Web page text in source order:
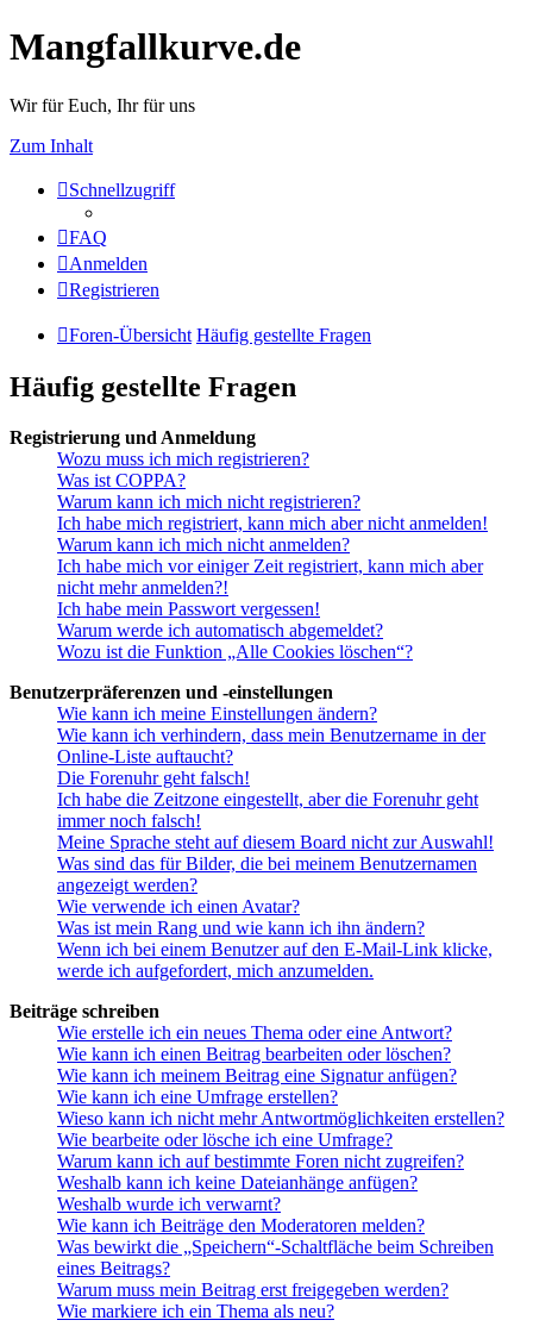
Mangfallkurve.de
Wir für Euch, Ihr für uns
Zum Inhalt
Schnellzugriff
FAQ
Anmelden
Registrieren
Foren-Übersicht Häufig gestellte Fragen
Häufig gestellte Fragen
Registrierung und Anmeldung
Wozu muss ich mich registrieren?
Was ist COPPA?
Warum kann ich mich nicht registrieren?
Ich habe mich registriert, kann mich aber nicht anmelden!
Warum kann ich mich nicht anmelden?
Ich habe mich vor einiger Zeit registriert, kann mich aber
nicht mehr anmelden?!
Ich habe mein Passwort vergessen!
Warum werde ich automatisch abgemeldet?
Wozu ist die Funktion „Alle Cookies löschen“?
Benutzerpräferenzen und -einstellungen
Wie kann ich meine Einstellungen ändern?
Wie kann ich verhindern, dass mein Benutzername in der
Online-Liste auftaucht?
Die Forenuhr geht falsch!
Ich habe die Zeitzone eingestellt, aber die Forenuhr geht
immer noch falsch!
Meine Sprache steht auf diesem Board nicht zur Auswahl!
Was sind das für Bilder, die bei meinem Benutzernamen
angezeigt werden?
Wie verwende ich einen Avatar?
Was ist mein Rang und wie kann ich ihn ändern?
Wenn ich bei einem Benutzer auf den E-Mail-Link klicke,
werde ich aufgefordert, mich anzumelden.
Beiträge schreiben
Wie erstelle ich ein neues Thema oder eine Antwort?
Wie kann ich einen Beitrag bearbeiten oder löschen?
Wie kann ich meinem Beitrag eine Signatur anfügen?
Wie kann ich eine Umfrage erstellen?
Wieso kann ich nicht mehr Antwortmöglichkeiten erstellen?
Wie bearbeite oder lösche ich eine Umfrage?
Warum kann ich auf bestimmte Foren nicht zugreifen?
Weshalb kann ich keine Dateianhänge anfügen?
Weshalb wurde ich verwarnt?
Wie kann ich Beiträge den Moderatoren melden?
Was bewirkt die „Speichern“-Schaltfläche beim Schreiben
eines Beitrags?
Warum muss mein Beitrag erst freigegeben werden?
Wie markiere ich ein Thema als neu?